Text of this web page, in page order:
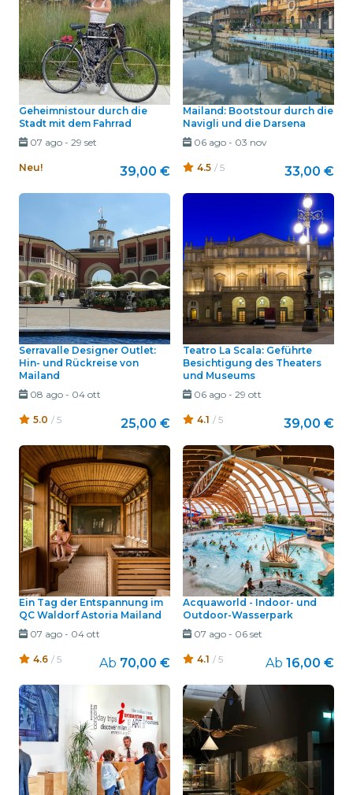
Geheimnistour durch die
Stadt mit dem Fahrrad
07 ago- 29 set
Neu! 39,00 €
Mailand: Bootstour durch die
Navigli und die Darsena
06 ago- 03 nov
4.5 / 5 33,00 €
Serravalle Designer Outlet:
Hin- und Rückreise von
Mailand
08 ago- 04 ott
5.0 / 5 25,00 €
Teatro La Scala: Geführte
Besichtigung des Theaters
und Museums
06 ago- 29 ott
4.1 / 5 39,00 €
Ein Tag der Entspannung im
QC Waldorf Astoria Mailand
07 ago- 04 ott
4.6 / 5 Ab 70,00 €
Acquaworld - Indoor- und
Outdoor-Wasserpark
07 ago- 06 set
4.1 / 5 Ab 16,00 €